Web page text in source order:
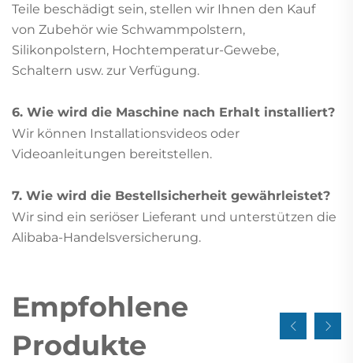
Teile beschädigt sein, stellen wir Ihnen den Kauf
von Zubehör wie Schwammpolstern,
Silikonpolstern, Hochtemperatur-Gewebe,
Schaltern usw. zur Verfügung.
6. Wie wird die Maschine nach Erhalt installiert?
Wir können Installationsvideos oder
Videoanleitungen bereitstellen.
7. Wie wird die Bestellsicherheit gewährleistet?
Wir sind ein seriöser Lieferant und unterstützen die
Alibaba-Handelsversicherung.
Empfohlene
Produkte